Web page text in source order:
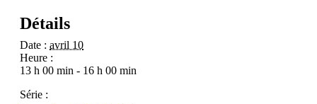
Détails
Date : avril 10
Heure :
13 h 00 min - 16 h 00 min
Série :